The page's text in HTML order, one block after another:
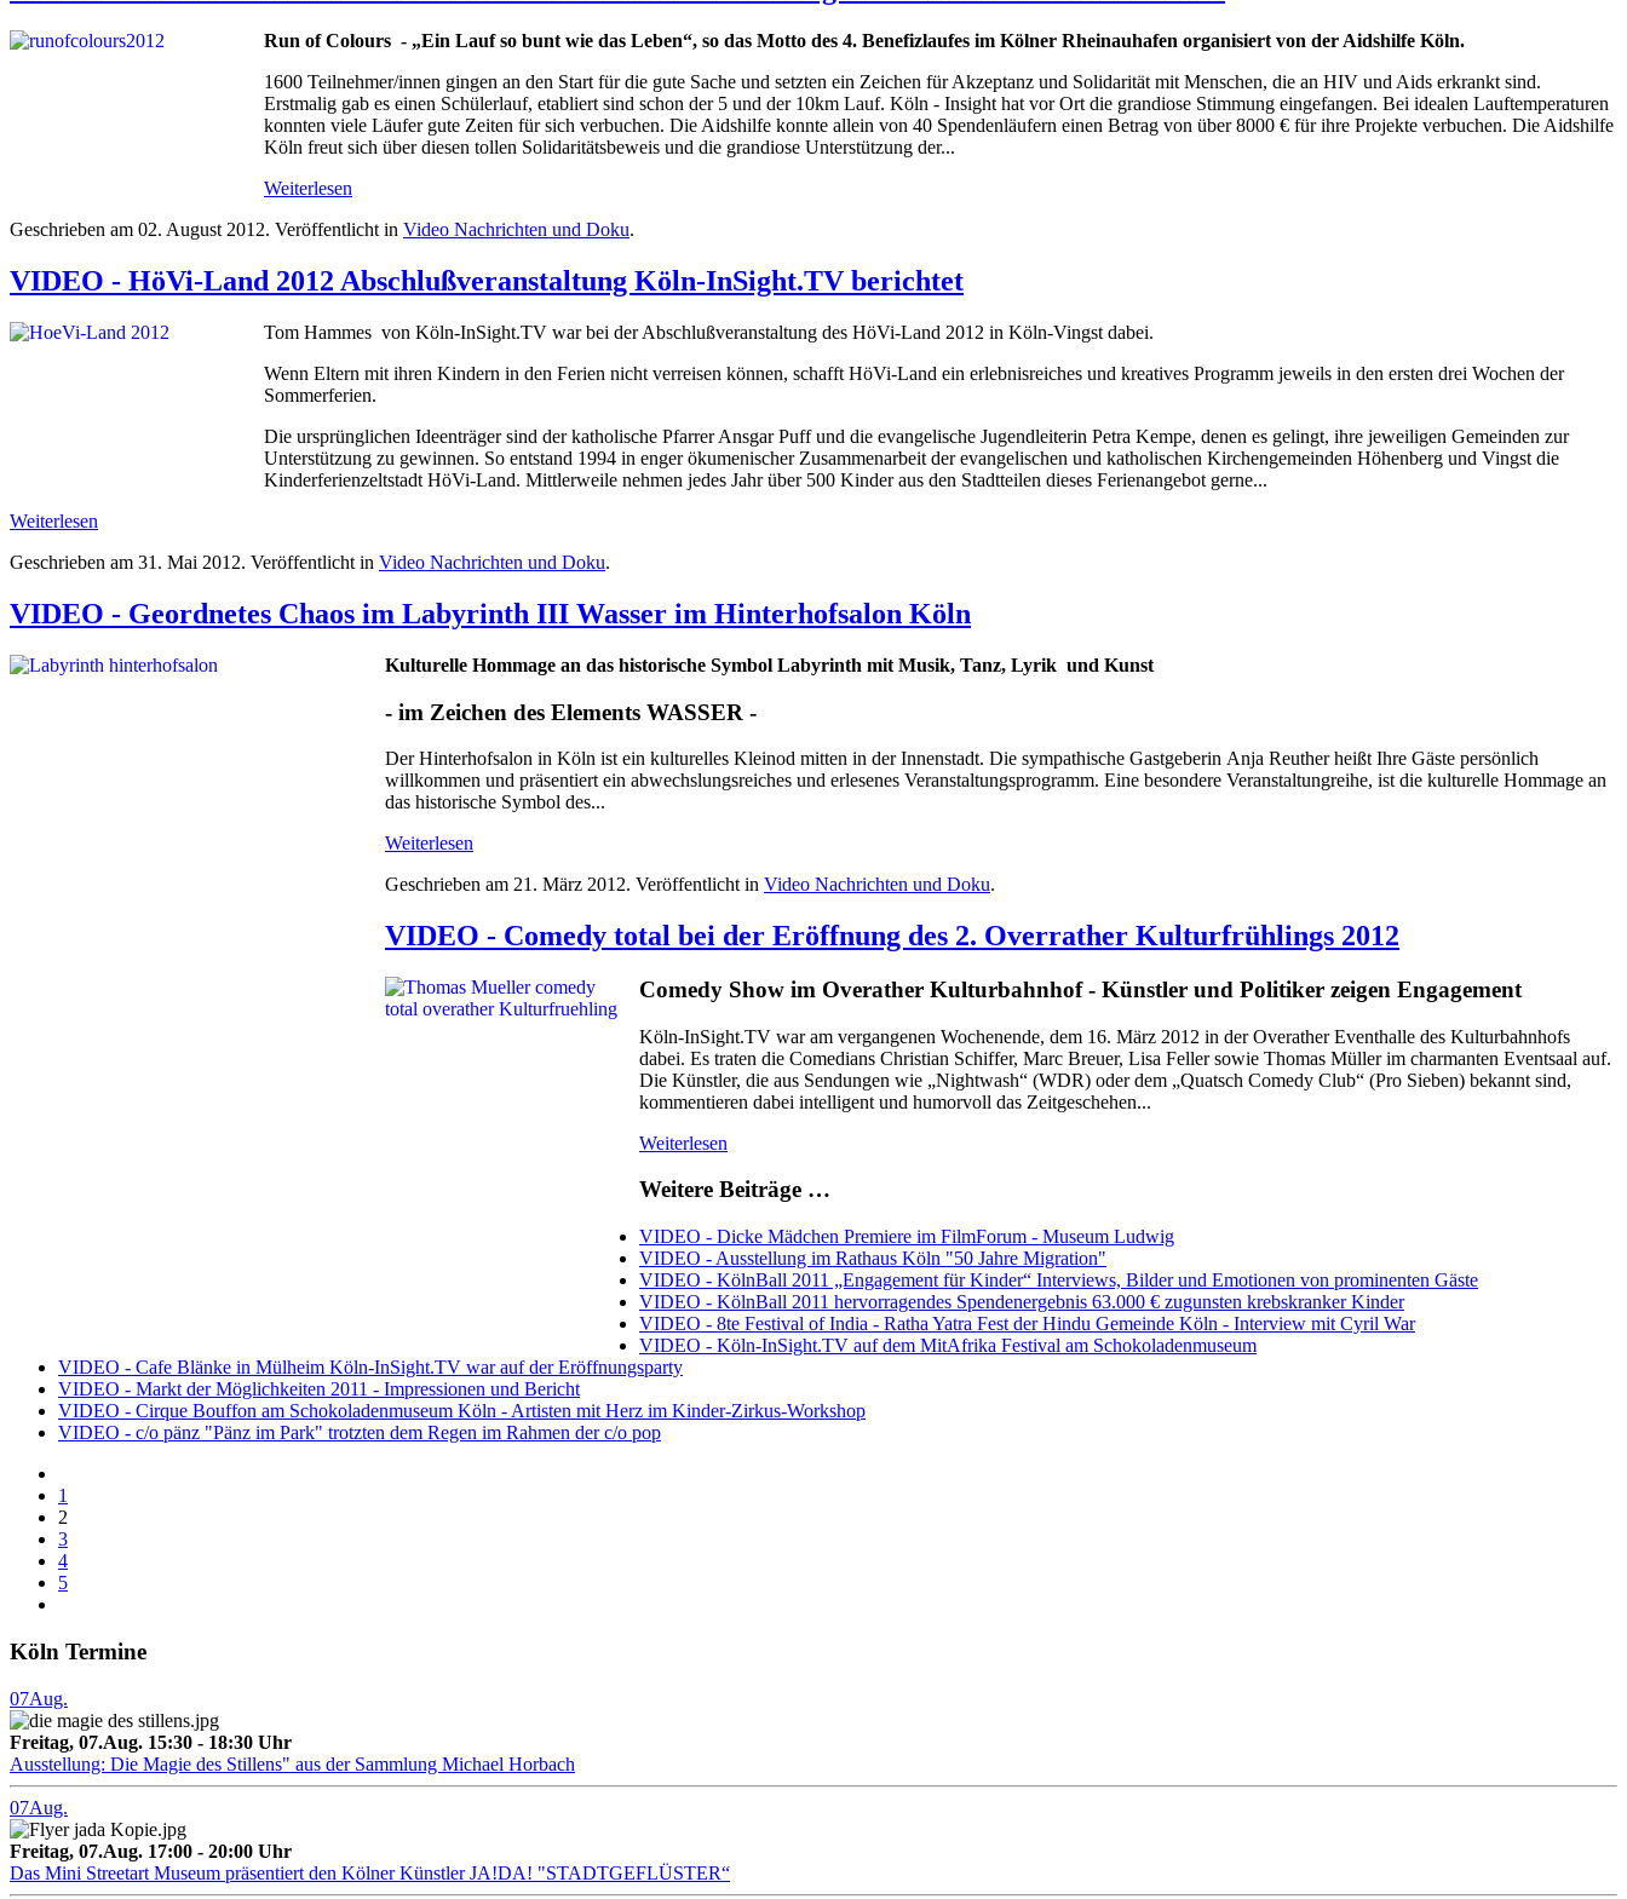
Run of Colours - „Ein Lauf so bunt wie das Leben“, so das Motto des 4. Benefizlaufes im Kölner Rheinauhafen organisiert von der Aidshilfe Köln.
1600 Teilnehmer/innen gingen an den Start für die gute Sache und setzten ein Zeichen für Akzeptanz und Solidarität mit Menschen, die an HIV und Aids erkrankt sind.
Erstmalig gab es einen Schülerlauf, etabliert sind schon der 5 und der 10km Lauf. Köln - Insight hat vor Ort die grandiose Stimmung eingefangen. Bei idealen Lauftemperaturen
konnten viele Läufer gute Zeiten für sich verbuchen. Die Aidshilfe konnte allein von 40 Spendenläufern einen Betrag von über 8000 € für ihre Projekte verbuchen. Die Aidshilfe
Köln freut sich über diesen tollen Solidaritätsbeweis und die grandiose Unterstützung der...
Weiterlesen
Geschrieben am 02. August 2012. Veröffentlicht in Video Nachrichten und Doku.
VIDEO - HöVi-Land 2012 Abschlußveranstaltung Köln-InSight.TV berichtet
Tom Hammes von Köln-InSight.TV war bei der Abschlußveranstaltung des HöVi-Land 2012 in Köln-Vingst dabei.
Wenn Eltern mit ihren Kindern in den Ferien nicht verreisen können, schafft HöVi-Land ein erlebnisreiches und kreatives Programm jeweils in den ersten drei Wochen der
Sommerferien.
Die ursprünglichen Ideenträger sind der katholische Pfarrer Ansgar Puff und die evangelische Jugendleiterin Petra Kempe, denen es gelingt, ihre jeweiligen Gemeinden zur
Unterstützung zu gewinnen. So entstand 1994 in enger ökumenischer Zusammenarbeit der evangelischen und katholischen Kirchengemeinden Höhenberg und Vingst die
Kinderferienzeltstadt HöVi-Land. Mittlerweile nehmen jedes Jahr über 500 Kinder aus den Stadtteilen dieses Ferienangebot gerne...
Weiterlesen
Geschrieben am 31. Mai 2012. Veröffentlicht in Video Nachrichten und Doku.
VIDEO - Geordnetes Chaos im Labyrinth III Wasser im Hinterhofsalon Köln
Kulturelle Hommage an das historische Symbol Labyrinth mit Musik, Tanz, Lyrik und Kunst
- im Zeichen des Elements WASSER -
Der Hinterhofsalon in Köln ist ein kulturelles Kleinod mitten in der Innenstadt. Die sympathische Gastgeberin Anja Reuther heißt Ihre Gäste persönlich
willkommen und präsentiert ein abwechslungsreiches und erlesenes Veranstaltungsprogramm. Eine besondere Veranstaltungreihe, ist die kulturelle Hommage an
das historische Symbol des...
Weiterlesen
Geschrieben am 21. März 2012. Veröffentlicht in Video Nachrichten und Doku.
VIDEO - Comedy total bei der Eröffnung des 2. Overrather Kulturfrühlings 2012
Comedy Show im Overather Kulturbahnhof - Künstler und Politiker zeigen Engagement
Köln-InSight.TV war am vergangenen Wochenende, dem 16. März 2012 in der Overather Eventhalle des Kulturbahnhofs
dabei. Es traten die Comedians Christian Schiffer, Marc Breuer, Lisa Feller sowie Thomas Müller im charmanten Eventsaal auf.
Die Künstler, die aus Sendungen wie „Nightwash“ (WDR) oder dem „Quatsch Comedy Club“ (Pro Sieben) bekannt sind,
kommentieren dabei intelligent und humorvoll das Zeitgeschehen...
Weiterlesen
Weitere Beiträge …
VIDEO - Dicke Mädchen Premiere im FilmForum - Museum Ludwig
VIDEO - Ausstellung im Rathaus Köln "50 Jahre Migration"
VIDEO - KölnBall 2011 „Engagement für Kinder“ Interviews, Bilder und Emotionen von prominenten Gäste
VIDEO - KölnBall 2011 hervorragendes Spendenergebnis 63.000 € zugunsten krebskranker Kinder
VIDEO - 8te Festival of India - Ratha Yatra Fest der Hindu Gemeinde Köln - Interview mit Cyril War
VIDEO - Köln-InSight.TV auf dem MitAfrika Festival am Schokoladenmuseum
VIDEO - Cafe Blänke in Mülheim Köln-InSight.TV war auf der Eröffnungsparty
VIDEO - Markt der Möglichkeiten 2011 - Impressionen und Bericht
VIDEO - Cirque Bouffon am Schokoladenmuseum Köln - Artisten mit Herz im Kinder-Zirkus-Workshop
VIDEO - c/o pänz "Pänz im Park" trotzten dem Regen im Rahmen der c/o pop
1
2
3
4
5
Köln Termine
07Aug.
Freitag, 07.Aug. 15:30 - 18:30 Uhr
Ausstellung: Die Magie des Stillens" aus der Sammlung Michael Horbach
07Aug.
Freitag, 07.Aug. 17:00 - 20:00 Uhr
Das Mini Streetart Museum präsentiert den Kölner Künstler JA!DA! "STADTGEFLÜSTER“